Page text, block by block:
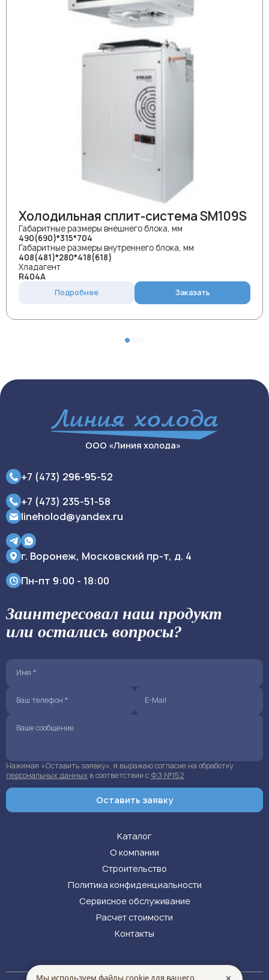
Холодильная сплит-система SM109S
Габаритные размеры внешнего блока, мм
490(690)*315*704
Габаритные размеры внутреннего блока, мм
408(481)*280*418(618)
Хладагент
R404A
Подробнее Заказать
ООО «Линия холода»
+7 (473) 296-95-52
+7 (473) 235-51-58
lineholod@yandex.ru
г. Воронеж, Московский пр-т, д. 4
Пн-пт 9:00 - 18:00
Каталог
О компании
Строительство
Политика конфиденциальности
Сервисное обслуживание
Расчет стоимости
Контакты
Заинтересовал наш продукт
или остались вопросы?
Нажимая «Оставить заявку», я выражаю согласие на обработку
персональных данных в соответствии с ФЗ №152
Оставить заявку
Мы используем файлы cookie для вашего